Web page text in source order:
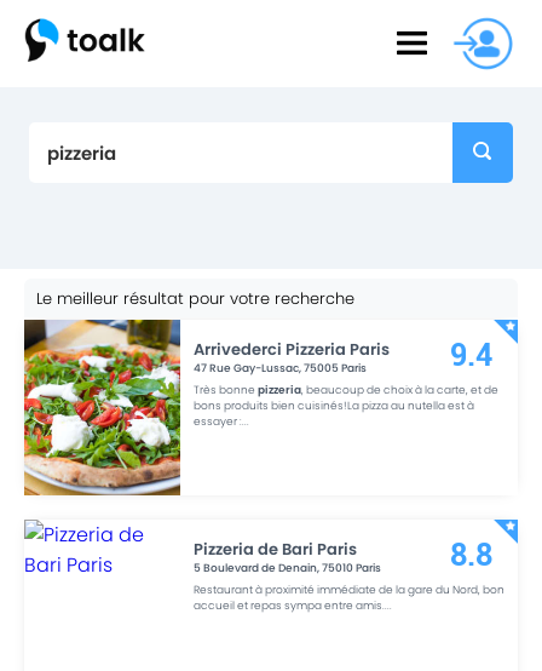
Le meilleur résultat pour votre recherche
Arrivederci Pizzeria Paris
47 Rue Gay-Lussac,75005Paris
Très bonnepizzeria, beaucoup de choix à la carte, et de
bons produits bien cuisinés!La pizza au nutella est à
essayer :...
9.4
Pizzeria de Bari Paris
5 Boulevard de Denain,75010Paris
Restaurant à proximité immédiate de la gare du Nord, bon
accueil et repas sympa entre amis....
8.8